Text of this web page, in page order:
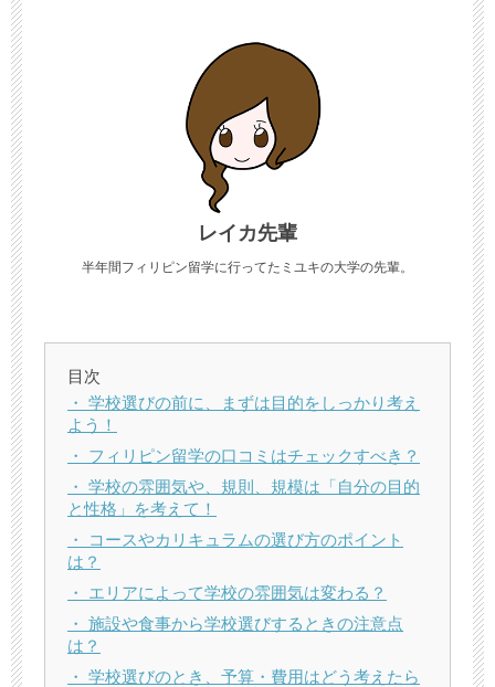
レイカ先輩
半年間フィリピン留学に行ってたミユキの大学の先輩。
目次
・ 学校選びの前に、まずは目的をしっかり考え
よう！
・ フィリピン留学の口コミはチェックすべき？
・ 学校の雰囲気や、規則、規模は「自分の目的
と性格」を考えて！
・ コースやカリキュラムの選び方のポイント
は？
・ エリアによって学校の雰囲気は変わる？
・ 施設や食事から学校選びするときの注意点
は？
・ 学校選びのとき、予算・費用はどう考えたら